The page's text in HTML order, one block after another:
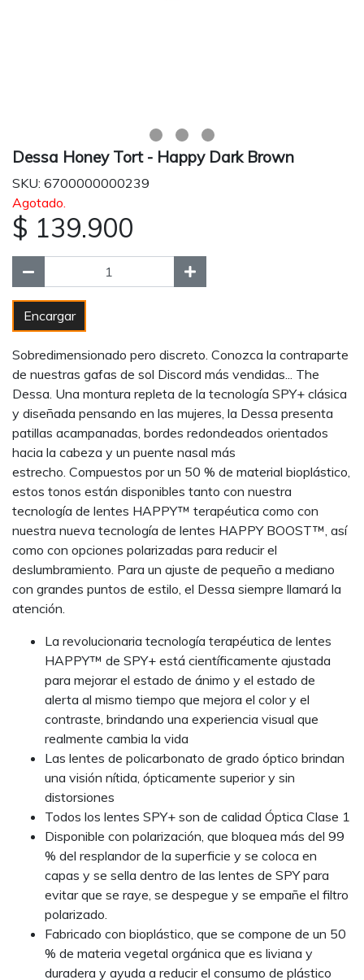
Dessa Honey Tort - Happy Dark Brown
SKU: 6700000000239
Agotado.
$ 139.900
Encargar
Sobredimensionado pero discreto. Conozca la contraparte
de nuestras gafas de sol Discord más vendidas... The
Dessa. Una montura repleta de la tecnología SPY+ clásica
y diseñada pensando en las mujeres, la Dessa presenta
patillas acampanadas, bordes redondeados orientados
hacia la cabeza y un puente nasal más
estrecho. Compuestos por un 50 % de material bioplástico,
estos tonos están disponibles tanto con nuestra
tecnología de lentes HAPPY™ terapéutica como con
nuestra nueva tecnología de lentes HAPPY BOOST™, así
como con opciones polarizadas para reducir el
deslumbramiento. Para un ajuste de pequeño a mediano
con grandes puntos de estilo, el Dessa siempre llamará la
atención.
La revolucionaria tecnología terapéutica de lentes
HAPPY™ de SPY+ está científicamente ajustada
para mejorar el estado de ánimo y el estado de
alerta al mismo tiempo que mejora el color y el
contraste, brindando una experiencia visual que
realmente cambia la vida
Las lentes de policarbonato de grado óptico brindan
una visión nítida, ópticamente superior y sin
distorsiones
Todos los lentes SPY+ son de calidad Óptica Clase 1
Disponible con polarización, que bloquea más del 99
% del resplandor de la superficie y se coloca en
capas y se sella dentro de las lentes de SPY para
evitar que se raye, se despegue y se empañe el filtro
polarizado.
Fabricado con bioplástico, que se compone de un 50
% de materia vegetal orgánica que es liviana y
duradera y ayuda a reducir el consumo de plástico